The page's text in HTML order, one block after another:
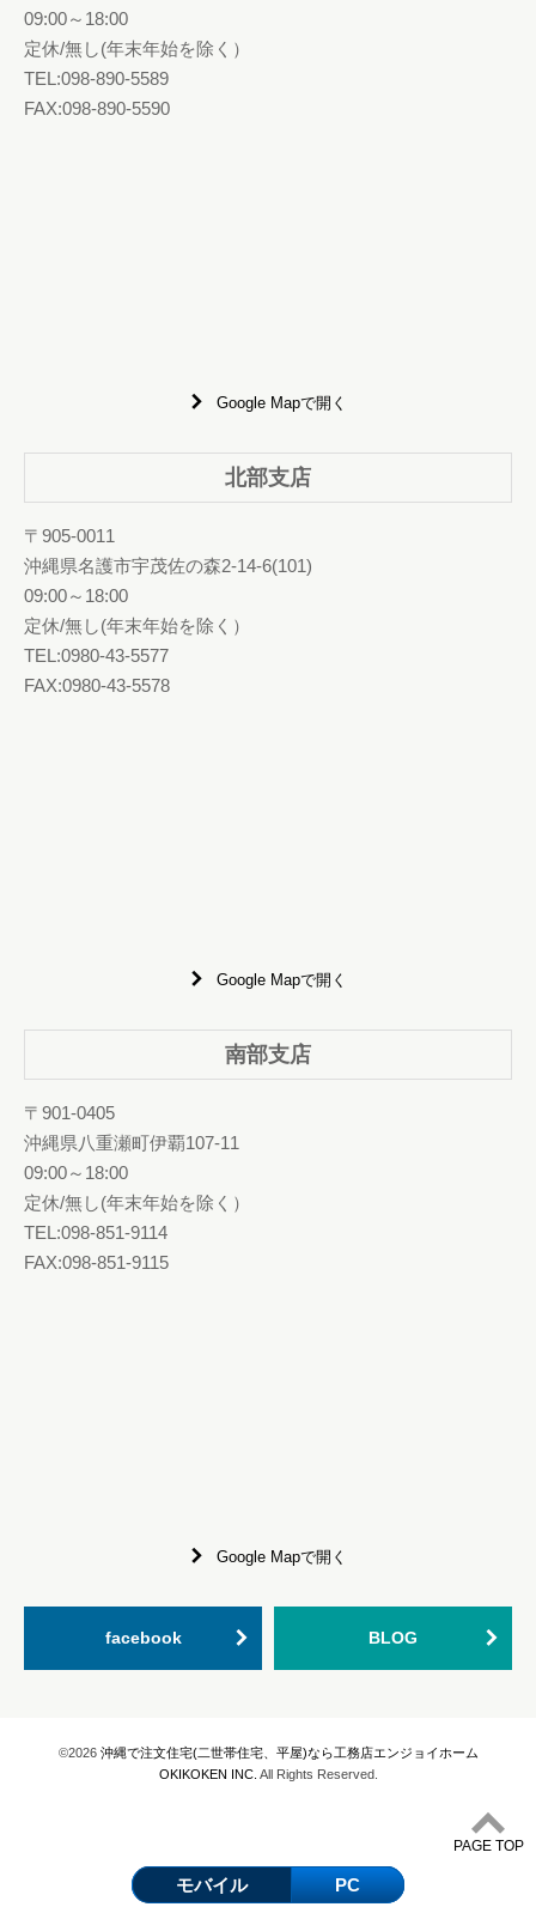
09:00～18:00
定休/無し(年末年始を除く）
TEL:098-890-5589
FAX:098-890-5590
Google Mapで開く
北部支店
〒905-0011
沖縄県名護市宇茂佐の森2-14-6(101)
09:00～18:00
定休/無し(年末年始を除く）
TEL:0980-43-5577
FAX:0980-43-5578
Google Mapで開く
南部支店
〒901-0405
沖縄県八重瀬町伊覇107-11
09:00～18:00
定休/無し(年末年始を除く）
TEL:098-851-9114
FAX:098-851-9115
Google Mapで開く
facebook BLOG
©2026 沖縄で注文住宅(二世帯住宅、平屋)なら工務店エンジョイホーム
OKIKOKEN INC. All Rights Reserved.
PAGE TOP
モバイル PC